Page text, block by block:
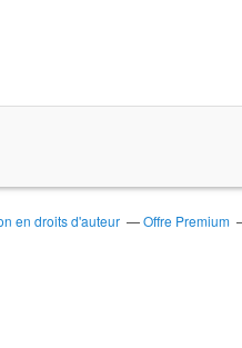
en droits d'auteur Offre Premium